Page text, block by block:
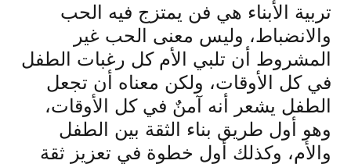
تربية الأبناء هي فن يمتزج فيه الحب
والانضباط، وليس معنى الحب غير
المشروط أن تلبي الأم كل رغبات الطفل
في كل الأوقات، ولكن معناه أن تجعل
الطفل يشعر أنه آمنٌ في كل الأوقات،
وهو أول طريق بناء الثقة بين الطفل
والأم، وكذلك أول خطوة في تعزيز ثقة